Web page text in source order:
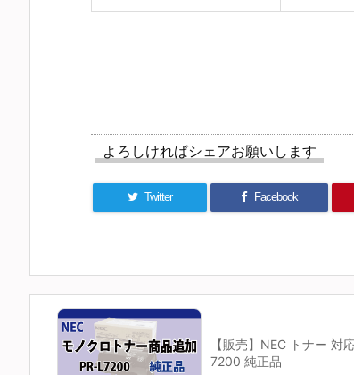
よろしければシェアお願いします
Twitter Facebook
【販売】NEC トナー 対
7200 純正品